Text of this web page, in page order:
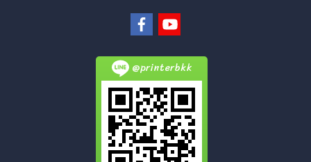
@printerbkk